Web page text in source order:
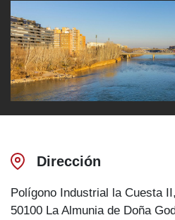
Dirección
Polígono Industrial la Cuesta
50100 La Almunia de Doña